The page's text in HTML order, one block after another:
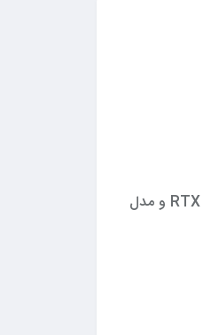
مدل یا سری کارت گرافیک: سری 3000 RTX Nvidia و سری 4000 RTX Nvidia و مدل RTX 3060 و مدل RTX 3070 و مدل RTX 3080 و مدل RTX 3090 و مدل